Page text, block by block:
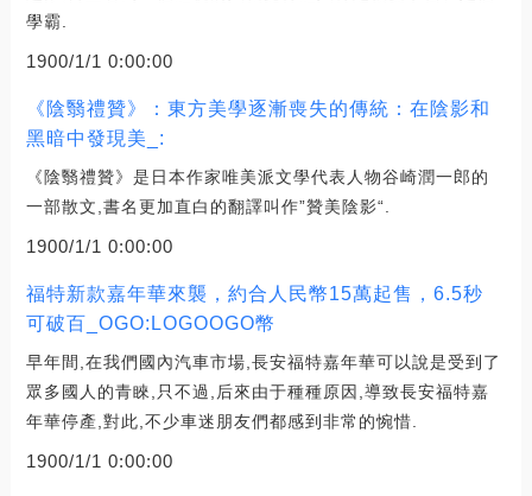
學霸.
1900/1/1 0:00:00
《陰翳禮贊》：東方美學逐漸喪失的傳統：在陰影和
黑暗中發現美_:
《陰翳禮贊》是日本作家唯美派文學代表人物谷崎潤一郎的
一部散文,書名更加直白的翻譯叫作”贊美陰影“.
1900/1/1 0:00:00
福特新款嘉年華來襲，約合人民幣15萬起售，6.5秒
可破百_OGO:LOGOOGO幣
早年間,在我們國內汽車市場,長安福特嘉年華可以說是受到了
眾多國人的青睞,只不過,后來由于種種原因,導致長安福特嘉
年華停產,對此,不少車迷朋友們都感到非常的惋惜.
1900/1/1 0:00:00